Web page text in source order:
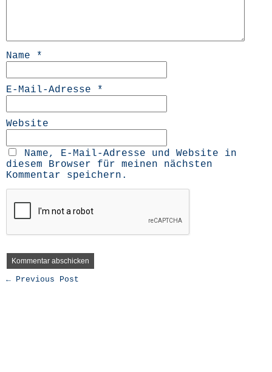
Name *
E-Mail-Adresse *
Website
Name, E-Mail-Adresse und Website in
diesem Browser für meinen nächsten
Kommentar speichern.
← Previous Post